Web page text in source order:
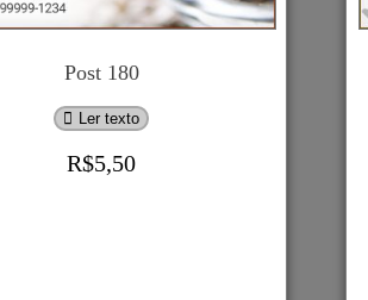
180
Post 180
Ler texto
R$5,50